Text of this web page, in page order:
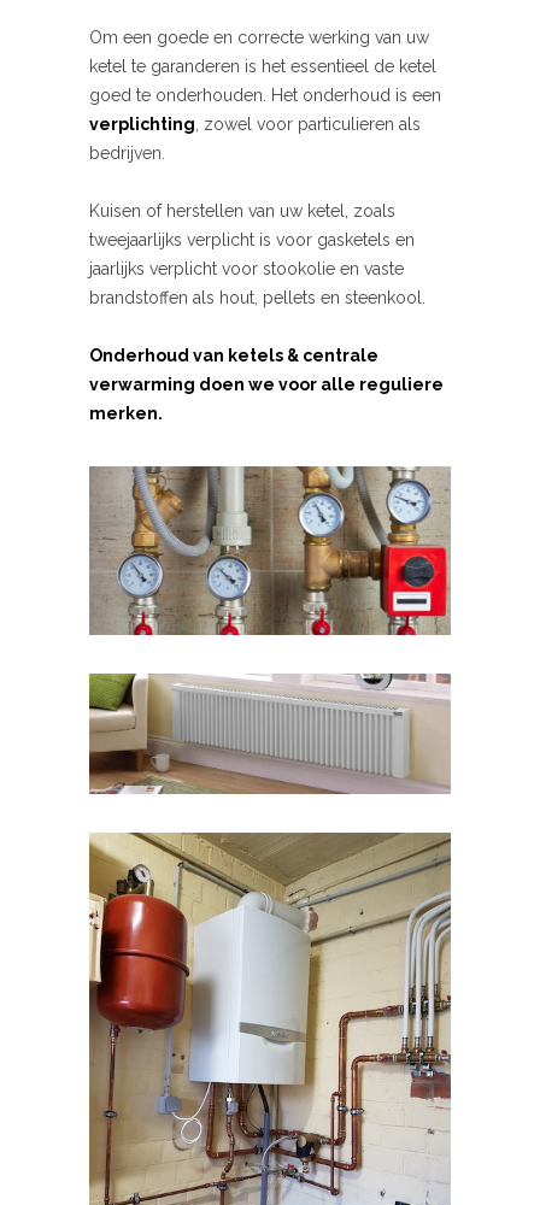
Om een goede en correcte werking van uw
ketel te garanderen is het essentieel de ketel
goed te onderhouden. Het onderhoud is een
verplichting , zowel voor particulieren als
bedrijven.
Kuisen of herstellen van uw ketel, zoals
tweejaarlijks verplicht is voor gasketels en
jaarlijks verplicht voor stookolie en vaste
brandstoffen als hout, pellets en steenkool.
Onderhoud van ketels & centrale
verwarming doen we voor alle reguliere
merken.